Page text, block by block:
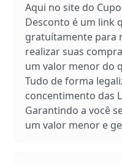
Aqui no site do
Desconto é um link
gratuítamente para
realizar suas
um valor menor do
Tudo de forma
concentimento das
Garantindo a você
um valor menor e